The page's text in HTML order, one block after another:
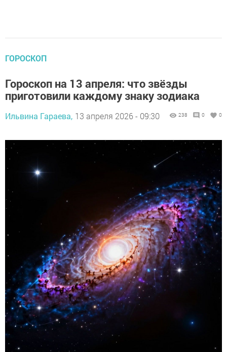
ГОРОСКОП
Гороскоп на 13 апреля: что звёзды
приготовили каждому знаку зодиака
Ильвина Гараева, 13 апреля 2026 - 09:30 238 0 0